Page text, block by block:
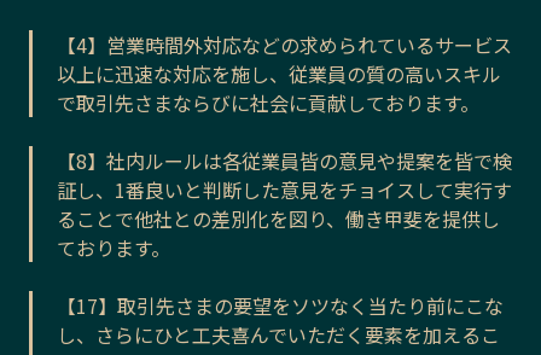
【4】営業時間外対応などの求められているサービス
以上に迅速な対応を施し、従業員の質の高いスキル
で取引先さまならびに社会に貢献しております。
【8】社内ルールは各従業員皆の意見や提案を皆で検
証し、1番良いと判断した意見をチョイスして実行す
ることで他社との差別化を図り、働き甲斐を提供し
ております。
【17】取引先さまの要望をソツなく当たり前にこな
し、さらにひと工夫喜んでいただく要素を加えるこ